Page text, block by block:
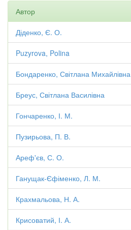
Автор
Діденко, Є. О.
Puzyrova, Polina
Бондаренко, Світлана Михайлівна
Бреус, Світлана Василівна
Гончаренко, І. М.
Пузирьова, П. В.
Ареф'єв, С. О.
Ганущак-Єфіменко, Л. М.
Крахмальова, Н. А.
Крисоватий, І. А.